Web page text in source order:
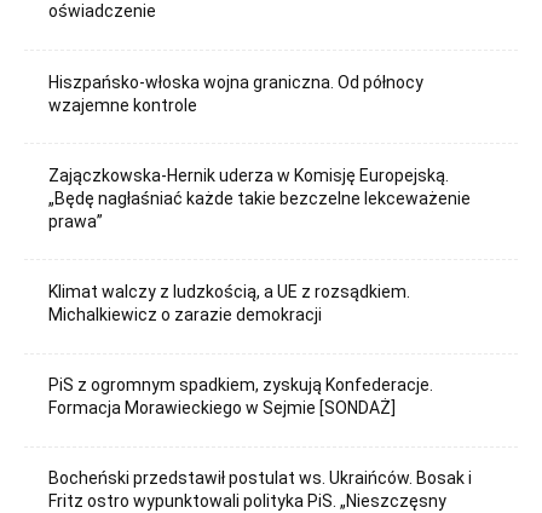
oświadczenie
Hiszpańsko-włoska wojna graniczna. Od północy
wzajemne kontrole
Zajączkowska-Hernik uderza w Komisję Europejską.
„Będę nagłaśniać każde takie bezczelne lekceważenie
prawa”
Klimat walczy z ludzkością, a UE z rozsądkiem.
Michalkiewicz o zarazie demokracji
PiS z ogromnym spadkiem, zyskują Konfederacje.
Formacja Morawieckiego w Sejmie [SONDAŻ]
Bocheński przedstawił postulat ws. Ukraińców. Bosak i
Fritz ostro wypunktowali polityka PiS. „Nieszczęsny